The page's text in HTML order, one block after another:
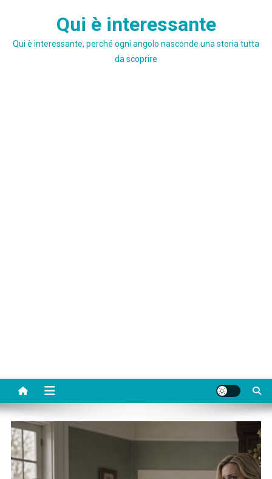
Qui è interessante
Qui è interessante, perché ogni angolo nasconde una storia tutta
da scoprire